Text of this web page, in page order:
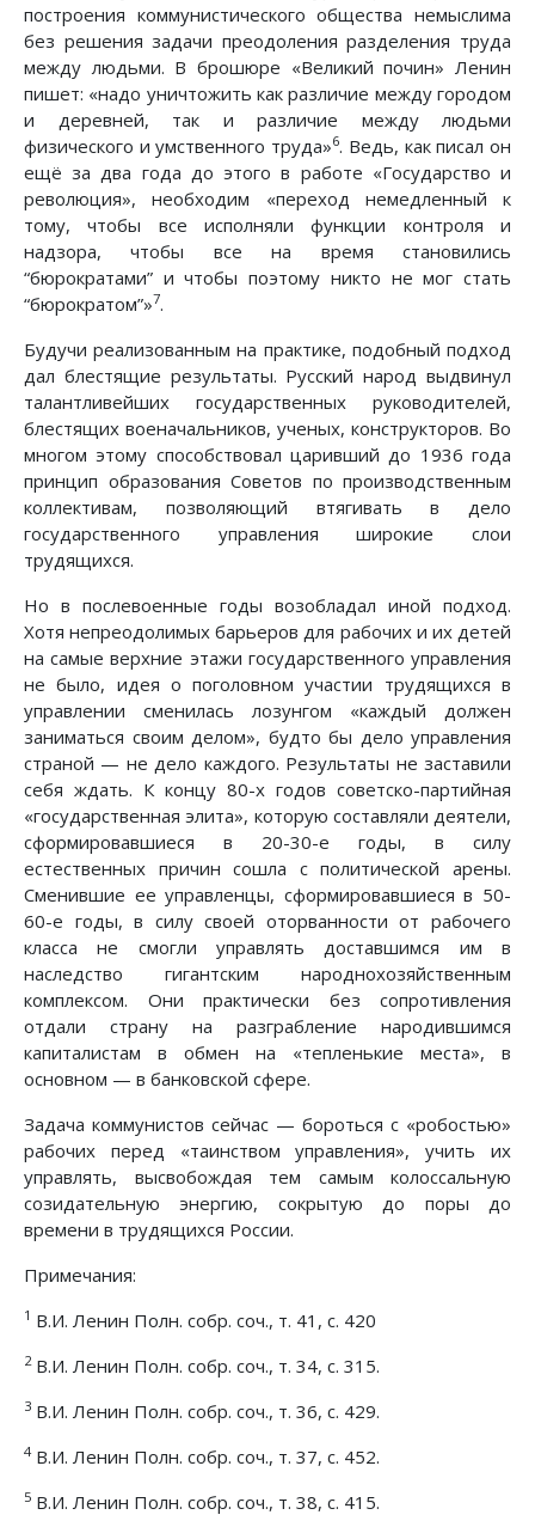
построения коммунистического общества немыслима
без решения задачи преодоления разделения труда
между людьми. В брошюре «Великий почин» Ленин
пишет: «надо уничтожить как различие между городом
и деревней, так и различие между людьми
физического и умственного труда»6. Ведь, как писал он
ещё за два года до этого в работе «Государство и
революция», необходим «переход немедленный к
тому, чтобы все исполняли функции контроля и
надзора, чтобы все на время становились
“бюрократами” и чтобы поэтому никто не мог стать
“бюрократом”»7.
Будучи реализованным на практике, подобный подход
дал блестящие результаты. Русский народ выдвинул
талантливейших государственных руководителей,
блестящих военачальников, ученых, конструкторов. Во
многом этому способствовал царивший до 1936 года
принцип образования Советов по производственным
коллективам, позволяющий втягивать в дело
государственного управления широкие слои
трудящихся.
Но в послевоенные годы возобладал иной подход.
Хотя непреодолимых барьеров для рабочих и их детей
на самые верхние этажи государственного управления
не было, идея о поголовном участии трудящихся в
управлении сменилась лозунгом «каждый должен
заниматься своим делом», будто бы дело управления
страной — не дело каждого. Результаты не заставили
себя ждать. К концу 80-х годов советско-партийная
«государственная элита», которую составляли деятели,
сформировавшиеся в 20-30-е годы, в силу
естественных причин сошла с политической арены.
Сменившие ее управленцы, сформировавшиеся в 50-
60-е годы, в силу своей оторванности от рабочего
класса не смогли управлять доставшимся им в
наследство гигантским народнохозяйственным
комплексом. Они практически без сопротивления
отдали страну на разграбление народившимся
капиталистам в обмен на «тепленькие места», в
основном — в банковской сфере.
Задача коммунистов сейчас — бороться с «робостью»
рабочих перед «таинством управления», учить их
управлять, высвобождая тем самым колоссальную
созидательную энергию, сокрытую до поры до
времени в трудящихся России.
Примечания:
1 В.И. Ленин Полн. собр. соч., т. 41, с. 420
2В.И. Ленин Полн. собр. соч., т. 34, с. 315.
3 В.И. Ленин Полн. собр. соч., т. 36, с. 429.
4В.И. Ленин Полн. собр. соч., т. 37, с. 452.
5 В.И. Ленин Полн. собр. соч., т. 38, с. 415.